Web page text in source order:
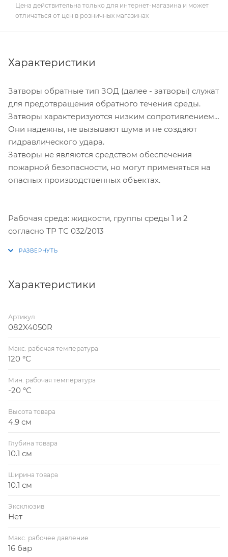
Цена действительна только для интернет-магазина и может
отличаться от цен в розничных магазинах
Характеристики
Затворы обратные тип ЗОД (далее - затворы) служат
для предотвращения обратного течения среды.
Затворы характеризуются низким сопротивлением.
Они надежны, не вызывают шума и не создают
гидравлического удара.
Затворы не являются средством обеспечения
пожарной безопасности, но могут применяться на
опасных производственных объектах.
Рабочая среда: жидкости, группы среды 1 и 2
согласно ТР ТС 032/2013
Характеристики
Артикул
082X4050R
Макс. рабочая температура
120 °С
Мин. рабочая температура
-20 °С
Высота товара
4.9 см
Глубина товара
10.1 см
Ширина товара
10.1 см
Эксклюзив
Нет
Макс. рабочее давление
16 бар